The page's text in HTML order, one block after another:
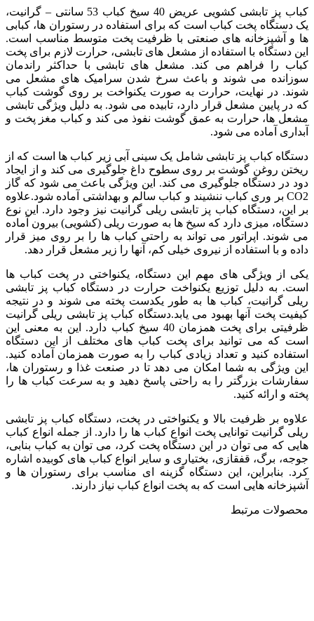
کباب پز تابشی کشویی عریض 40 سیخ کباب 53 سانتی – گرانیت،
یک دستگاه پخت کباب است که برای استفاده در رستوران ها، کبابی
ها و آشپزخانه های صنعتی با ظرفیت پخت متوسط مناسب است.
این دستگاه با استفاده از مشعل های تابشی، حرارت لازم برای پخت
کباب را فراهم می کند. مشعل های تابشی با حداکثر راندمان
سوزانده می شوند و باعث سرخ شدن سرامیک های مشعل می
شوند. در نهایت، حرارت به صورت یکنواخت بر روی گوشت کباب
که در پایین مشعل قرار دارد، تابیده می شود. به دلیل ویژگی تابشی
مشعل ها، حرارت به عمق گوشت نفوذ می کند و کباب مغز پخت و
آبداری آماده می شود.
دستگاه کباب پز تابشی شامل یک سینی آبی زیر کباب ها است که از
ریختن روغن گوشت بر روی سطوح داغ جلوگیری می کند و از ایجاد
دود در دستگاه جلوگیری می کند. این ویژگی باعث می شود که گاز
CO2 بر وری کباب ننشیند و کباب سالم و بهداشتی آماده شود.علاوه
بر این، دستگاه کباب پز تابشی ریلی گرانیت نیز وجود دارد. این نوع
دستگاه، میزی دارد که سیخ ها به صورت ریلی (کشویی) بیرون آماده
می شوند. اپراتور می تواند به راحتی کباب ها را بر روی میز قرار
داده و با استفاده از نیروی خیلی کم، آنها را زیر مشعل قرار دهد.
یکی از ویژگی های مهم این دستگاه، یکنواختی در پخت کباب ها
است. به دلیل توزیع یکنواخت حرارت در دستگاه کباب پز تابشی
ریلی گرانیت، کباب ها به طور یکدست پخته می شوند و در نتیجه
کیفیت پخت آنها بهبود می یابد.دستگاه کباب پز تابشی ریلی گرانیت
ظرفیتی برای پخت همزمان 40 سیخ کباب دارد. این به معنی این
است که می توانید برای پخت کباب های مختلف از این دستگاه
استفاده کنید و تعداد زیادی کباب را به صورت همزمان آماده کنید.
این ویژگی به شما امکان می دهد تا در صنعت غذا و رستوران ها،
سفارشات بزرگتر را به راحتی پاسخ دهید و به سرعت کباب ها را
پخته و ارائه کنید.
علاوه بر ظرفیت بالا و یکنواختی در پخت، دستگاه کباب پز تابشی
ریلی گرانیت توانایی پخت انواع کباب ها را دارد. از جمله انواع کباب
هایی که می توان در این دستگاه پخت کرد، می توان به کباب بنابی،
جوجه، برگ، قفقازی، بختیاری و سایر انواع کباب های کوبیده اشاره
کرد. بنابراین، این دستگاه گزینه ای مناسب برای رستوران ها و
آشپزخانه هایی است که به پخت انواع کباب نیاز دارند.
محصولات مرتبط